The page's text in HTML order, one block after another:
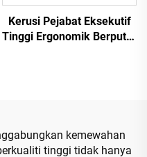
Kerusi Pejabat Eksekutif
Tinggi Ergonomik Berputar
kemewahan
tinggi tidak hanya